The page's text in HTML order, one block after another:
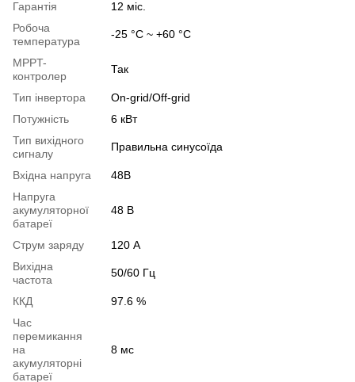
Гарантія
12 міс.
Робоча
температура
-25 °C ~ +60 °C
MPPT-
контролер
Так
Тип інвертора
On-grid/Off-grid
Потужність
6 кВт
Тип вихідного
сигналу
Правильна синусоїда
Вхідна напруга
48В
Напруга
акумуляторної
батареї
48 В
Струм заряду
120 А
Вихідна
частота
50/60 Гц
ККД
97.6 %
Час
перемикання
на
акумуляторні
батареї
8 мс